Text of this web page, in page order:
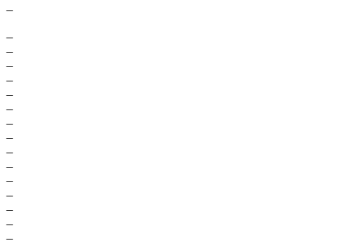
–
–
–
–
–
–
–
–
–
–
–
–
–
–
–
–